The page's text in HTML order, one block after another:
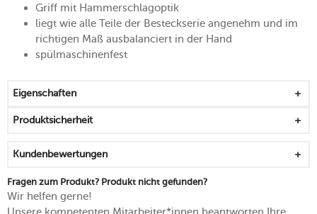
Griff mit Hammerschlagoptik
liegt wie alle Teile der Besteckserie angenehm und im
richtigen Maß ausbalanciert in der Hand
spülmaschinenfest
Eigenschaften
Produktsicherheit
Kundenbewertungen
Fragen zum Produkt? Produkt nicht gefunden?
Wir helfen gerne!